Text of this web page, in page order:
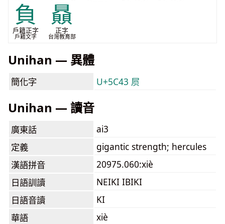
負
戶籍正字
戶籍文字
贔
正字
台灣教育部
Unihan — 異體
簡化字 U+5C43 屃
Unihan — 讀音
廣東話
ai3
定義
gigantic strength; hercules
漢語拼音
20975.060:xiè
日語訓讀
NEIKI IBIKI
日語音讀
KI
華語
xiè